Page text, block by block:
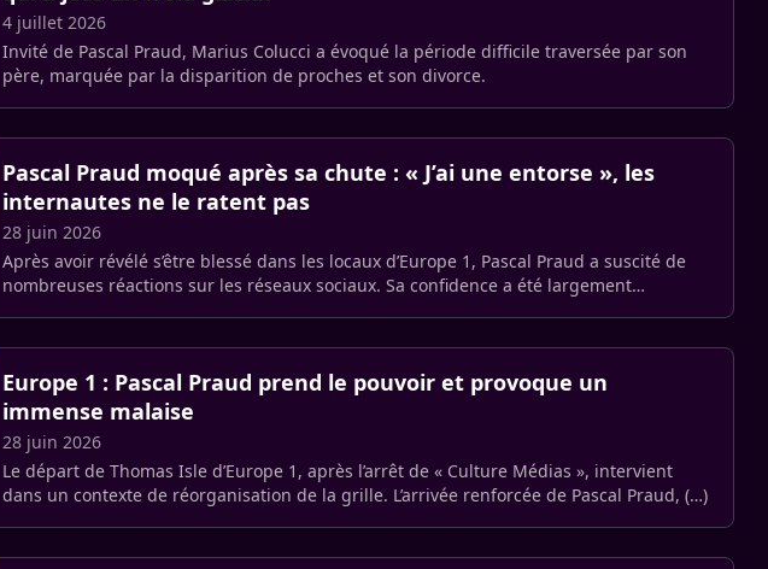
4 juillet 2026
Invité de Pascal Praud, Marius Colucci a évoqué la période difficile traversée par son
père, marquée par la disparition de proches et son divorce.
Pascal Praud moqué après sa chute : « J’ai une entorse », les
internautes ne le ratent pas
28 juin 2026
Après avoir révélé s’être blessé dans les locaux d’Europe 1, Pascal Praud a suscité de
nombreuses réactions sur les réseaux sociaux. Sa confidence a été largement
Europe 1 : Pascal Praud prend le pouvoir et provoque un
immense malaise
28 juin 2026
Le départ de Thomas Isle d’Europe 1, après l’arrêt de « Culture Médias », intervient
dans un contexte de réorganisation de la grille. L’arrivée renforcée de Pascal Praud, (…)